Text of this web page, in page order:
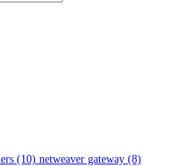
(10) netweaver gateway (8)